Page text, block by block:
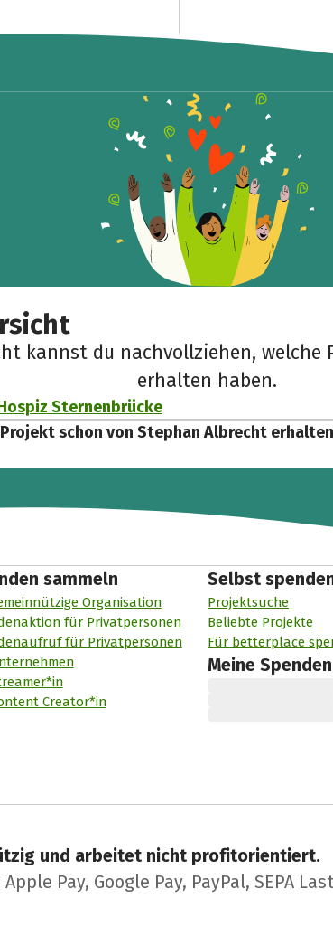
kannst du nachvollziehen, welche
erhalten haben.
Sternenbrücke
schon von Stephan Albrecht erhalten
Hilf mit noch mehr Spenden zu sammeln!
WhatsApp Messenger
sammeln
Organisation
für Privatpersonen
für Privatpersonen
Creator*in
Selbst
Projektsuche
Beliebte Projekte
Für betterplace
Meine Spenden
und arbeitet nicht profitorientiert.
Pay, Google Pay, PayPal, SEPA